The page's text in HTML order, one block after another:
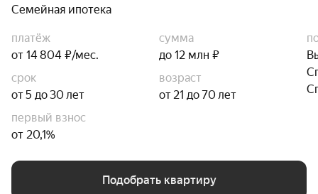
Семейная ипотека
платёж
от 14 804 ₽/мес.
сумма
до 12 млн ₽
срок
от 5 до 30 лет
возраст
от 21 до 70 лет
первый взнос
от 20,1%
Подобрать квартиру